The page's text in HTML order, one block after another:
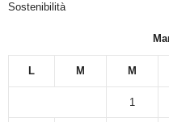
Sostenibilità
L M M
1